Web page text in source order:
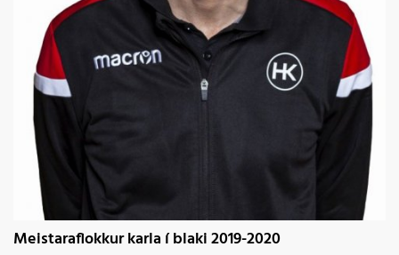
Meistaraflokkur karla í blaki 2019-2020